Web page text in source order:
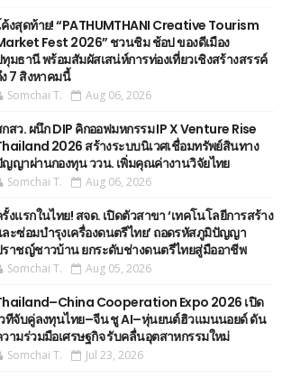
งสุดท้าย! “PATHUMTHANI Creative Tourism
Fest 2026” ชวนชิม ช้อป ของดีเมือง
มธานี พร้อมสัมผัสเสน่ห์การท่องเที่ยวเชิงสร้างสรรค์
7 สิงหาคมนี้
Somchai T. Aug 06, 2026
สว. ผนึก DIP คิกออฟมหกรรม IP X Venture Rise
2026 สร้างระบบนิเวศเชื่อมทรัพย์สินทาง
ญาผ่านกองทุน ววน. เพิ่มคุณค่างานวิจัยไทย
Somchai T. Aug 06, 2026
งแรกในไทย! สจด. เปิดตัวสาขา ‘เทคโนโลยีการสร้าง
ะซ่อมบำรุงเครื่องดนตรีไทย’ ​ถอดรหัสภูมิปัญญา
าชญ์ชาวบ้าน ยกระดับช่างดนตรีไทยสู่มืออาชีพ
Somchai T. Aug 05, 2026
Cooperation Expo 2026 เปิด
ทีจับคู่ลงทุนไทย–จีน ชู AI–หุ่นยนต์ฮิวแมนนอยด์ ดัน
ามร่วมมือเศรษฐกิจ รับคลื่นอุตสาหกรรมใหม่
Somchai T. Jul 23, 2026